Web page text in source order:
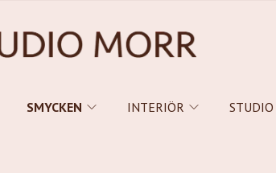
SMYCKEN INTERIÖR